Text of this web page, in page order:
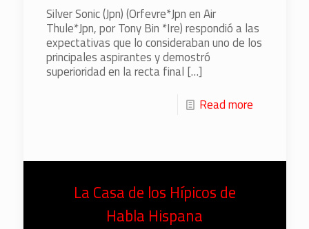
Silver Sonic (Jpn) (Orfevre*Jpn en Air
Thule*Jpn, por Tony Bin *Ire) respondió a las
expectativas que lo consideraban uno de los
principales aspirantes y demostró
superioridad en la recta final […]
Read more
La Casa de los Hípicos de
Habla Hispana